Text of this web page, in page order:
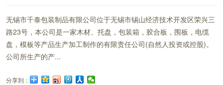
无锡市千泰包装制品有限公司位于无锡市锡山经济技术开发区荣兴三
路23号，本公司是一家木材、托盘，包装箱，胶合板，围板，电缆
盘，模板等产品生产加工制作的有限责任公司(自然人投资或控股)。
公司所生产的产...
分享到：